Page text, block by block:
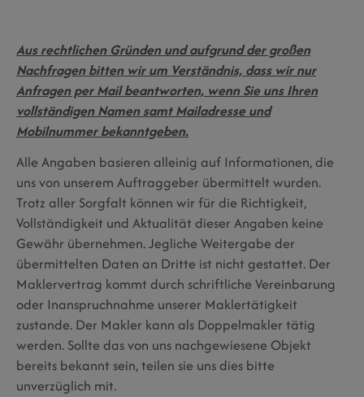
Aus rechtlichen Gründen und aufgrund der großen
Nachfragen bitten wir um Verständnis, dass wir nur
Anfragen per Mail beantworten, wenn Sie uns Ihren
vollständigen Namen samt Mailadresse und
Mobilnummer bekanntgeben.
Alle Angaben basieren alleinig auf Informationen, die
uns von unserem Auftraggeber übermittelt wurden.
Trotz aller Sorgfalt können wir für die Richtigkeit,
Vollständigkeit und Aktualität dieser Angaben keine
Gewähr übernehmen. Jegliche Weitergabe der
übermittelten Daten an Dritte ist nicht gestattet. Der
Maklervertrag kommt durch schriftliche Vereinbarung
oder Inanspruchnahme unserer Maklertätigkeit
zustande. Der Makler kann als Doppelmakler tätig
werden. Sollte das von uns nachgewiesene Objekt
bereits bekannt sein, teilen sie uns dies bitte
unverzüglich mit.